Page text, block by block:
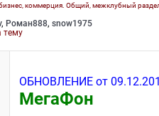
коммерция. Общий, межклубный
, Роман888, snow1975
тему
ОБНОВЛЕНИЕ от
МегаФон